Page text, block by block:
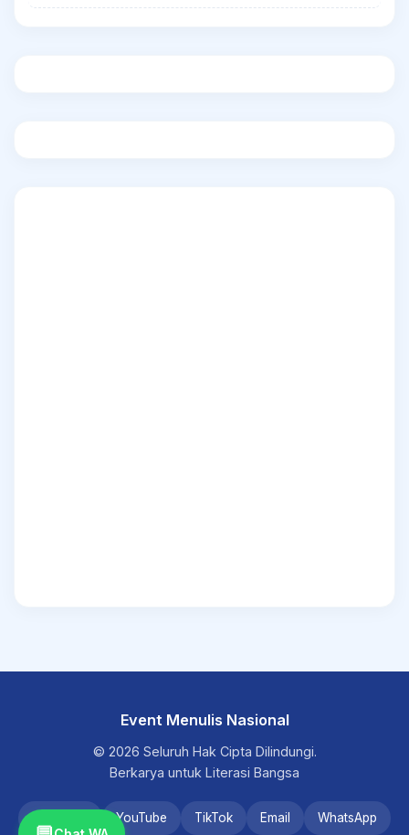
Event Menulis Nasional
© 2026 Seluruh Hak Cipta Dilindungi.
Berkarya untuk Literasi Bangsa
YouTube TikTok Email WhatsApp